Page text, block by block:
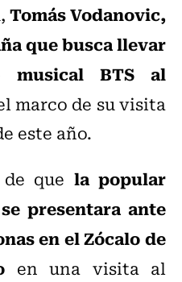
Tomás Vodanovic,
que busca llevar
musical BTS al
marco de su visita
este año.
que la popular
presentara ante
en el Zócalo de
en una visita al